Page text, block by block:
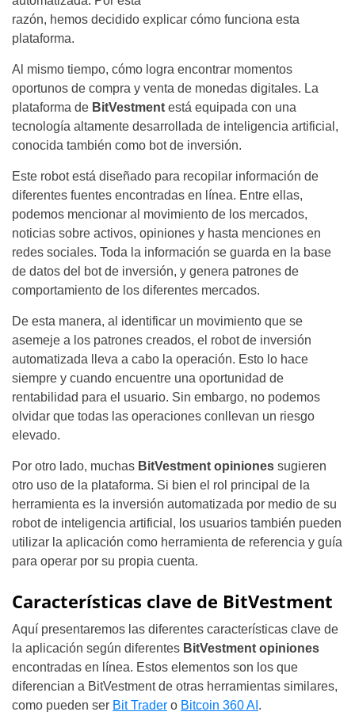
razón, hemos decidido explicar cómo funciona esta
plataforma.
Al mismo tiempo, cómo logra encontrar momentos
oportunos de compra y venta de monedas digitales. La
plataforma de BitVestment está equipada con una
tecnología altamente desarrollada de inteligencia artificial,
conocida también como bot de inversión.
Este robot está diseñado para recopilar información de
diferentes fuentes encontradas en línea. Entre ellas,
podemos mencionar al movimiento de los mercados,
noticias sobre activos, opiniones y hasta menciones en
redes sociales. Toda la información se guarda en la base
de datos del bot de inversión, y genera patrones de
comportamiento de los diferentes mercados.
De esta manera, al identificar un movimiento que se
asemeje a los patrones creados, el robot de inversión
automatizada lleva a cabo la operación. Esto lo hace
siempre y cuando encuentre una oportunidad de
rentabilidad para el usuario. Sin embargo, no podemos
olvidar que todas las operaciones conllevan un riesgo
elevado.
Por otro lado, muchas BitVestment opiniones sugieren
otro uso de la plataforma. Si bien el rol principal de la
herramienta es la inversión automatizada por medio de su
robot de inteligencia artificial, los usuarios también pueden
utilizar la aplicación como herramienta de referencia y guía
para operar por su propia cuenta.
Características clave de BitVestment
Aquí presentaremos las diferentes características clave de
la aplicación según diferentes BitVestment opiniones
encontradas en línea. Estos elementos son los que
diferencian a BitVestment de otras herramientas similares,
como pueden ser Bit Trader o Bitcoin 360 AI .